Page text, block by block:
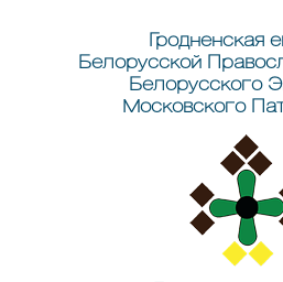
Гродненская
Белорусской
Белорусского
Московского